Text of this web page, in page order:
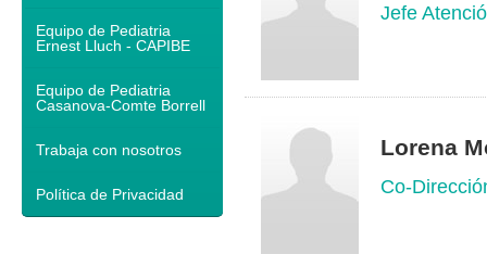
Equipo de Pediatria
Ernest Lluch - CAPIBE
Equipo de Pediatria
Casanova-Comte Borrell
Trabaja con nosotros
Política de Privacidad
Jefe
Lorena
Co-